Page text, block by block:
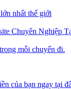
nhất thế giới
Chuyên Nghiệp
mỗi chuyến đi.
của bạn ngay tại